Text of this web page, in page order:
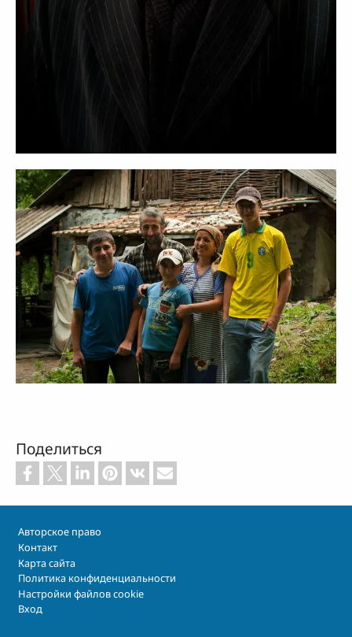
Поделиться
Footer
Авторское право
Контакт
Карта сайта
Политика конфиденциальности
Настройки файлов cookie
Вход